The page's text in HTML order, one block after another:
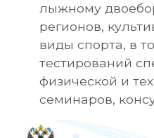
лыжному
регионов,
виды спорта, в
тестирований
физической и
семинаров,